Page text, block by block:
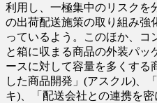
利用し、一極集中のリスクを
の出荷配送施策の取り組み強
っているよう。このほか、コ
と箱に収まる商品の外装パッ
ースに対して容量を多くする
した商品開発」(アスクル)、
キ)、「配送会社との連携を